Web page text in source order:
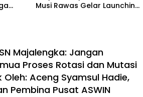
Musi Rawas Gelar Launching
Majalengka: Jangan
Proses Rotasi dan Mutasi
Aceng Syamsul Hadie,
Pembina Pusat ASWIN